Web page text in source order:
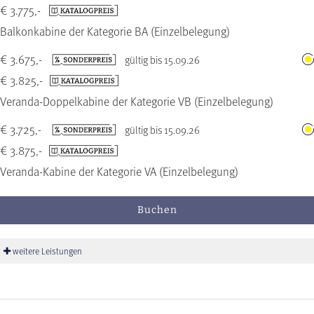
Balkonkabine der Kategorie BA (Einzelbelegung)
€ 3.775,-
Veranda-Doppelkabine der Kategorie VB (Einzelbelegung)
€ 3.675,- gültig bis 15.09.26
€ 3.825,-
Veranda-Kabine der Kategorie VA (Einzelbelegung)
€ 3.725,- gültig bis 15.09.26
€ 3.875,-
Buchen
weitere Leistungen